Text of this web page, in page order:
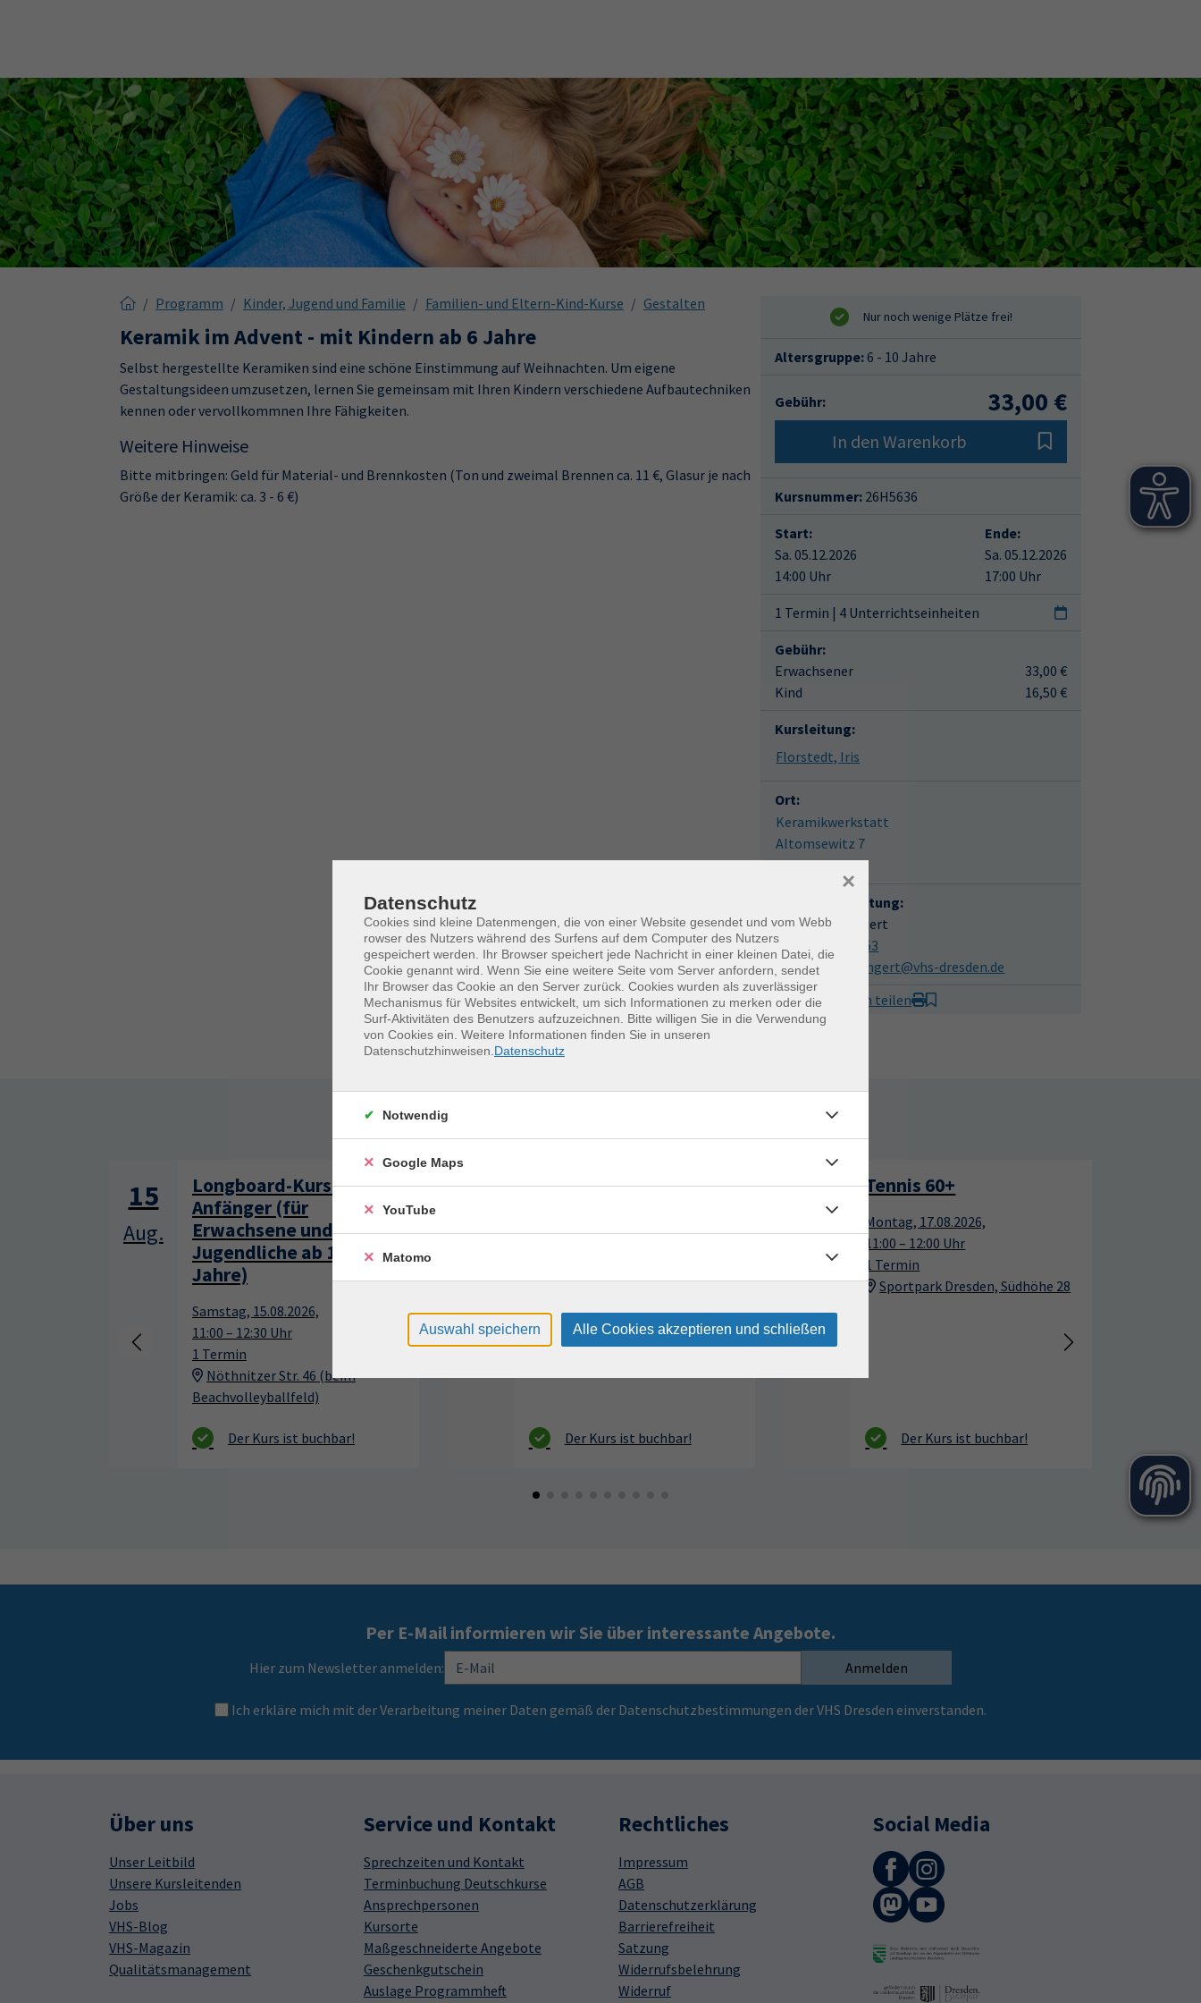
Programm Kinder, Jugend und Familie Familien- und Eltern-Kind-Kurse Gestalten
Keramik im Advent - mit Kindern ab 6 Jahre
Selbst hergestellte Keramiken sind eine schöne Einstimmung auf Weihnachten. Um eigene
Gestaltungsideen umzusetzen, lernen Sie gemeinsam mit Ihren Kindern verschiedene Aufbautechniken
kennen oder vervollkommnen Ihre Fähigkeiten.
Weitere Hinweise
Bitte mitbringen: Geld für Material- und Brennkosten (Ton und zweimal Brennen ca. 11 €, Glasur je nach
Größe der Keramik: ca. 3 - 6 €)
Altersgruppe: 6 - 10 Jahre
Gebühr: 33,00 €
In den Warenkorb
Kursnummer: 26H5636
Start:
Sa. 05.12.2026
14:00 Uhr
Ende:
Sa. 05.12.2026
17:00 Uhr
1 Termin | 4 Unterrichtseinheiten
Gebühr:
Erwachsener
33,00 €
Kind
16,50 €
Kursleitung:
Florstedt, Iris
Ort:
Keramikwerkstatt
Altomsewitz 7
01157 Dresden
Fachliche Beratung:
Katharina Lengert
0351 25440-53
katharina.lengert@vhs-dresden.de
Mit Freunden teilen
Sommerkurse für unvergessliche Sommertage
15
Aug.
Longboard-Kurs für
Anfänger (für
Erwachsene und
Jugendliche ab 13
Jahre)
Samstag, 15.08.2026,
11:00 – 12:30 Uhr
1 Termin
Nöthnitzer Str. 46 (beim
Beachvolleyballfeld)
17
Aug.
Keramik kennenlernen
VHS, Annenstr. 10
17
Aug.
Tennis 60+
Montag, 17.08.2026,
11:00 – 12:00 Uhr
1 Termin
Sportpark Dresden, Südhöhe 28
Per E-Mail informieren wir Sie über interessante Angebote.
Hier zum Newsletter anmelden: Anmelden
Ich erkläre mich mit der Verarbeitung meiner Daten gemäß der Datenschutzbestimmungen der VHS Dresden einverstanden.
Über uns
Unser Leitbild
Unsere Kursleitenden
Jobs
VHS-Blog
VHS-Magazin
Qualitätsmanagement
Service und Kontakt
Sprechzeiten und Kontakt
Terminbuchung Deutschkurse
Ansprechpersonen
Kursorte
Maßgeschneiderte Angebote
Geschenkgutschein
Auslage Programmheft
Rechtliches
Impressum
AGB
Datenschutzerklärung
Barrierefreiheit
Satzung
Widerrufsbelehrung
Widerruf
Social Media
Datenschutz
Cookies sind kleine Datenmengen, die von einer Website gesendet und vom Webb
rowser des Nutzers während des Surfens auf dem Computer des Nutzers
gespeichert werden. Ihr Browser speichert jede Nachricht in einer kleinen Datei, die
Cookie genannt wird. Wenn Sie eine weitere Seite vom Server anfordern, sendet
Ihr Browser das Cookie an den Server zurück. Cookies wurden als zuverlässiger
Mechanismus für Websites entwickelt, um sich Informationen zu merken oder die
Surf-Aktivitäten des Benutzers aufzuzeichnen. Bitte willigen Sie in die Verwendung
von Cookies ein. Weitere Informationen finden Sie in unseren
Datenschutzhinweisen. Datenschutz
×
Notwendig
Google Maps
YouTube
Matomo
Auswahl speichern Alle Cookies akzeptieren und schließen